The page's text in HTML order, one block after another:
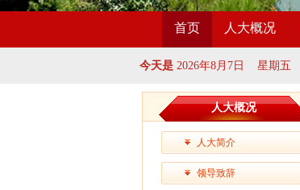
首页 人大概况
今天是 2026年8月7日 星期五
人大概况
人大简介
领导致辞